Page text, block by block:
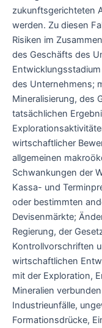
zukunftsgerichteten
werden. Zu diesen
Risiken im
des Geschäfts des
des Unternehmens;
Mineralisierung, des
tatsächlichen
wirtschaftlicher
allgemeinen
Schwankungen der
Kassa- und
oder bestimmten
Devisenmärkte;
Regierung, der
Kontrollvorschriften
wirtschaftlichen
mit der Exploration,
Mineralien
Industrieunfälle,
Formationsdrücke,